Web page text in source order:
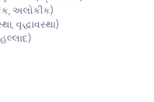
અલોકીક)
વૃદ્ધાવસ્થા)